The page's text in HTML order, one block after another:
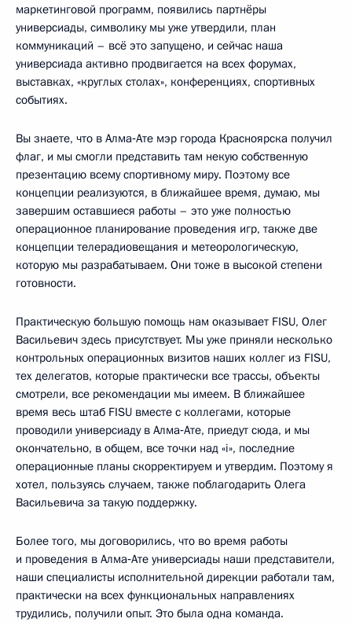
маркетинговой программ, появились партнёры
универсиады, символику мы уже утвердили, план
коммуникаций – всё это запущено, и сейчас наша
универсиада активно продвигается на всех форумах,
выставках, «круглых столах», конференциях, спортивных
событиях.
Вы знаете, что в Алма‑Ате мэр города Красноярска получил
флаг, и мы смогли представить там некую собственную
презентацию всему спортивному миру. Поэтому все
концепции реализуются, в ближайшее время, думаю, мы
завершим оставшиеся работы – это уже полностью
операционное планирование проведения игр, также две
концепции телерадиовещания и метеорологическую,
которую мы разрабатываем. Они тоже в высокой степени
готовности.
Практическую большую помощь нам оказывает FISU, Олег
Васильевич здесь присутствует. Мы уже приняли несколько
контрольных операционных визитов наших коллег из FISU,
тех делегатов, которые практически все трассы, объекты
смотрели, все рекомендации мы имеем. В ближайшее
время весь штаб FISU вместе с коллегами, которые
проводили универсиаду в Алма‑Ате, приедут сюда, и мы
окончательно, в общем, все точки над «i», последние
операционные планы скорректируем и утвердим. Поэтому я
хотел, пользуясь случаем, также поблагодарить Олега
Васильевича за такую поддержку.
Более того, мы договорились, что во время работы
и проведения в Алма‑Ате универсиады наши представители,
наши специалисты исполнительной дирекции работали там,
практически на всех функциональных направлениях
трудились, получили опыт. Это была одна команда.